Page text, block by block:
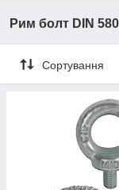
Рим болт DIN 580
Сортування